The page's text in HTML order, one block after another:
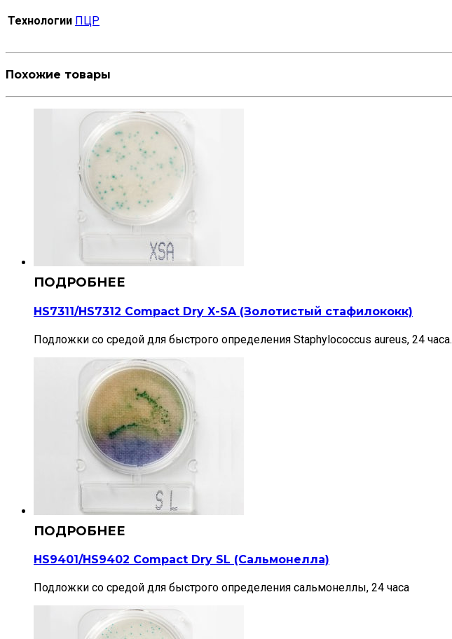
Технологии ПЦР
Похожие товары
HS7311/HS7312 Compact Dry X-SA (Золотистый стафилококк)
Подложки со средой для быстрого определения Staphylococcus aureus, 24 часа.
HS9401/HS9402 Compact Dry SL (Сальмонелла)
Подложки со средой для быстрого определения сальмонеллы, 24 часа